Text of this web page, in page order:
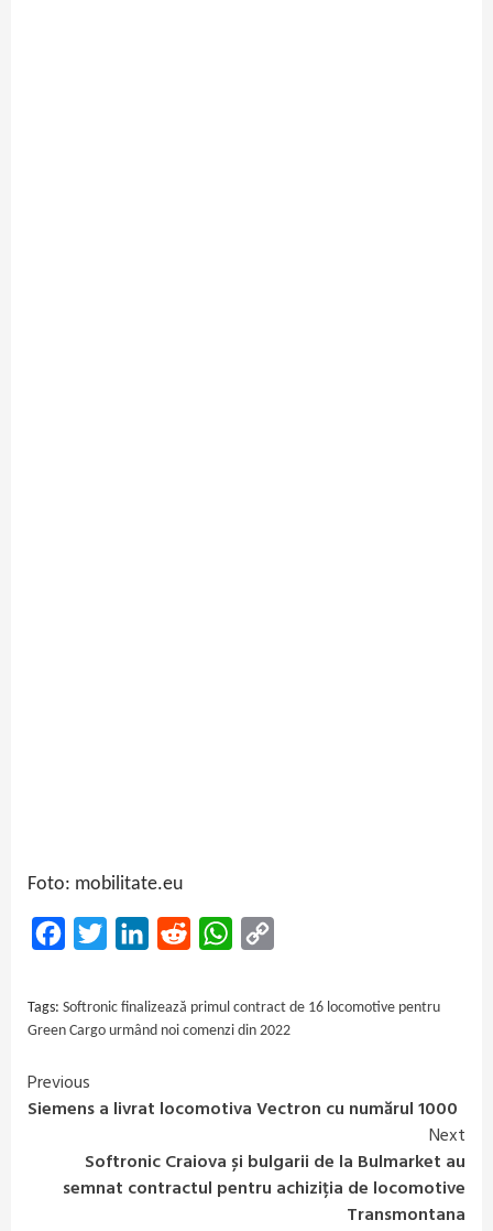
Foto: mobilitate.eu
FacebookTwitter LinkedInReddit WhatsApp
Tags: Softronic finalizează primul contract de 16 locomotive pentru
Green Cargo urmând noi comenzi din 2022
Continue
Previous
Siemens a livrat locomotiva Vectron cu numărul 1000
Next
Softronic Craiova și bulgarii de la Bulmarket au
semnat contractul pentru achiziția de locomotive
Transmontana